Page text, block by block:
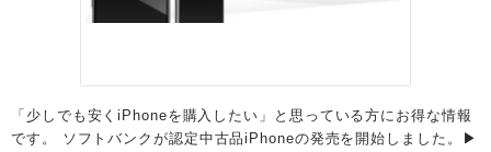
「少しでも安くiPhoneを購入したい」と思っている方にお得な情報
です。 ソフトバンクが認定中古品iPhoneの発売を開始しました。▶︎